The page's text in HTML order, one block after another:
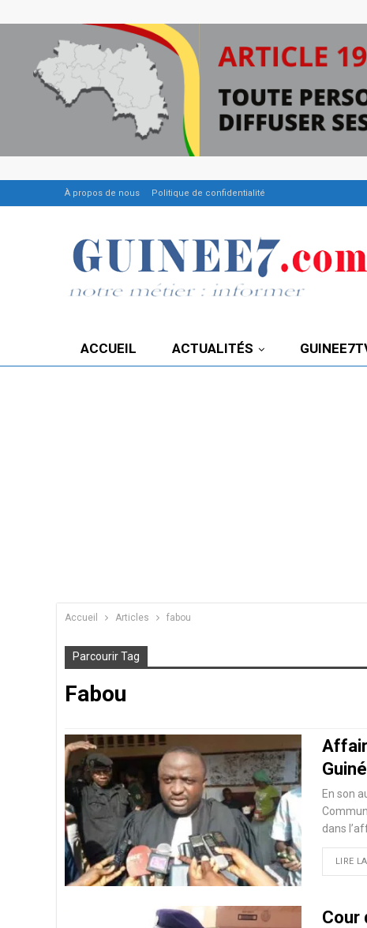
À propos de nous Politique de confidentialité
ACCUEIL ACTUALITÉS
Accueil Articles fabou
Parcourir Tag
Fabou
En son
dans
LIRE
Cour